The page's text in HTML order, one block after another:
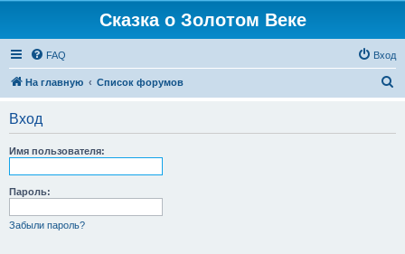
Сказка о Золотом Веке
FAQ Вход
На главную Список форумов
Вход
Имя пользователя:
Пароль:
Забыли пароль?